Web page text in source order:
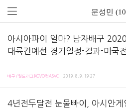
문성민
아시아파이 얼마? 남자배구
대륙간예선 경기일정-결과-미국
임도헌호-신영석주장과
2020 도쿄올림픽 '남자배구' 종목 대륙간예선이 8
배구/월드리그KOVO컵ASVC 2019. 8. 9. 19:27
4년전두달전 눈물빠이, 아시안게